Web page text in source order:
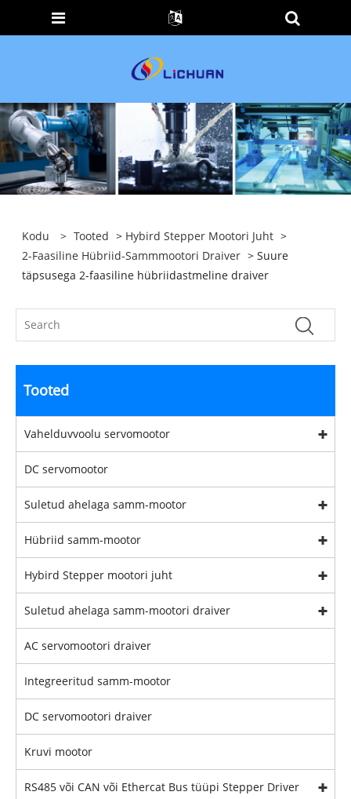
Kodu > Tooted > Hybird Stepper Mootori Juht >
2-Faasiline Hübriid-Sammmootori Draiver > Suure
täpsusega 2-faasiline hübriidastmeline draiver
Tooted
Vahelduvvoolu servomootor
DC servomootor
Suletud ahelaga samm-mootor
Hübriid samm-mootor
Hybird Stepper mootori juht
Suletud ahelaga samm-mootori draiver
AC servomootori draiver
Integreeritud samm-mootor
DC servomootori draiver
Kruvi mootor
RS485 või CAN või Ethercat Bus tüüpi Stepper Driver